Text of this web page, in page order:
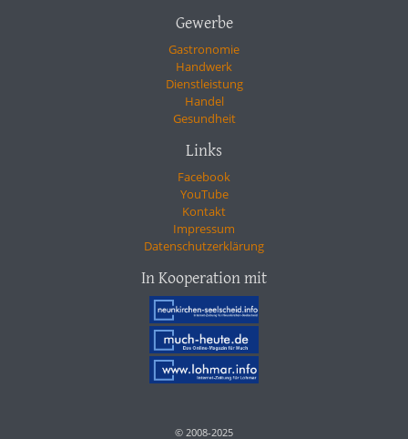
Gewerbe
Gastronomie
Handwerk
Dienstleistung
Handel
Gesundheit
Links
Facebook
YouTube
Kontakt
Impressum
Datenschutzerklärung
In Kooperation mit
© 2008-2025